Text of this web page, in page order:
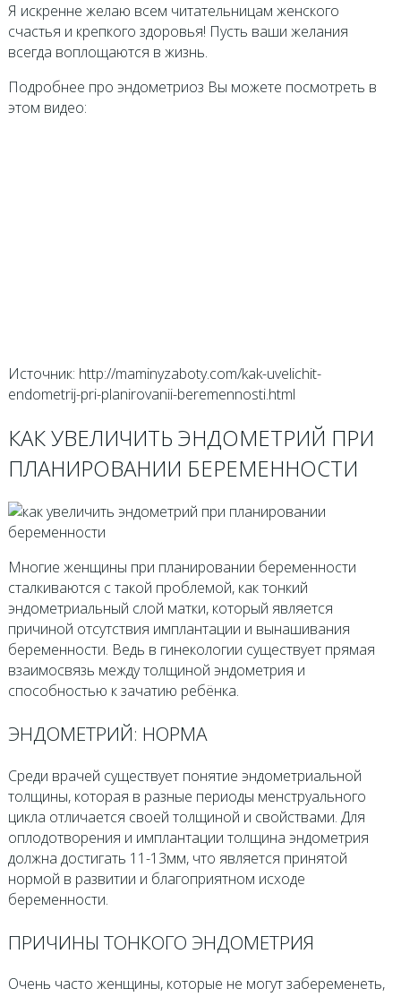
Я искренне желаю всем читательницам женского
счастья и крепкого здоровья! Пусть ваши желания
всегда воплощаются в жизнь.
Подробнее про эндометриоз Вы можете посмотреть в
этом видео:
Источник: http://maminyzaboty.com/kak-uvelichit-
endometrij-pri-planirovanii-beremennosti.html
КАК УВЕЛИЧИТЬ ЭНДОМЕТРИЙ ПРИ
ПЛАНИРОВАНИИ БЕРЕМЕННОСТИ
Многие женщины при планировании беременности
сталкиваются с такой проблемой, как тонкий
эндометриальный слой матки, который является
причиной отсутствия имплантации и вынашивания
беременности. Ведь в гинекологии существует прямая
взаимосвязь между толщиной эндометрия и
способностью к зачатию ребёнка.
ЭНДОМЕТРИЙ: НОРМА
Среди врачей существует понятие эндометриальной
толщины, которая в разные периоды менструального
цикла отличается своей толщиной и свойствами. Для
оплодотворения и имплантации толщина эндометрия
должна достигать 11-13мм, что является принятой
нормой в развитии и благоприятном исходе
беременности.
ПРИЧИНЫ ТОНКОГО ЭНДОМЕТРИЯ
Очень часто женщины, которые не могут забеременеть,